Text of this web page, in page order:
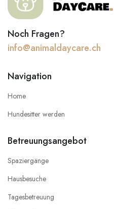
Noch Fragen?
info@animaldaycare.ch
Navigation
Home
Hundesitter werden
Betreuungsangebot
Spaziergänge
Hausbesuche
Tagesbetreuung